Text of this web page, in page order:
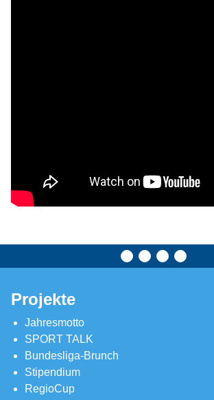
Projekte
Jahresmotto
SPORT TALK
Bundesliga-Brunch
Stipendium
RegioCup